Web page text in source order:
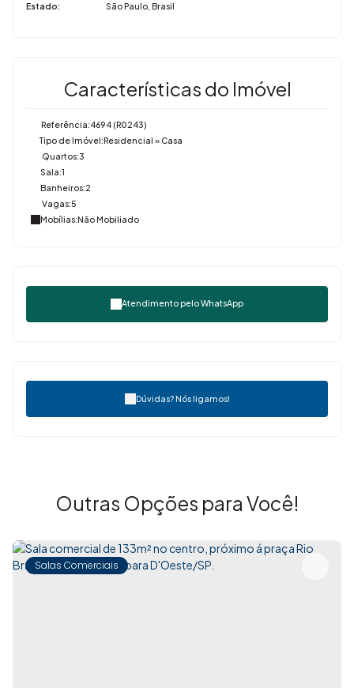
Estado: São Paulo, Brasil
Características do Imóvel
Referência:4694 (R0243)
Tipo de Imóvel:Residencial » Casa
Quartos:3
Sala:1
Banheiros:2
Vagas:5
Mobílias:Não Mobiliado
Atendimento peloWhatsApp
Dúvidas? Nós ligamos!
Outras Opções para Você!
Salas Comerciais